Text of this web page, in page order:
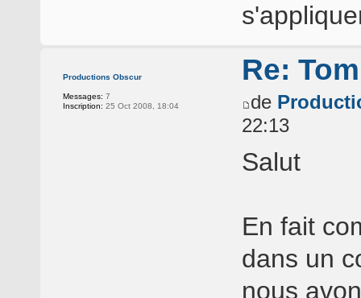
Productions Obscur
Messages: 7
Inscription: 25 Oct 2008, 18:04
Re:
de
22:13
Salut
En fait
dans un
nous